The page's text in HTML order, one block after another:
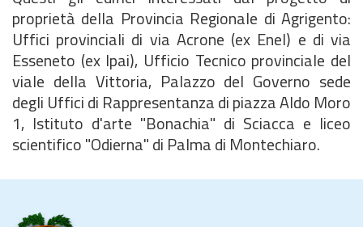
proprietà della Provincia Regionale di Agrigento:
Uffici provinciali di via Acrone (ex Enel) e di via
Esseneto (ex Ipai), Ufficio Tecnico provinciale del
viale della Vittoria, Palazzo del Governo sede
degli Uffici di Rappresentanza di piazza Aldo Moro
1, Istituto d'arte "Bonachia" di Sciacca e liceo
scientifico "Odierna" di Palma di Montechiaro.